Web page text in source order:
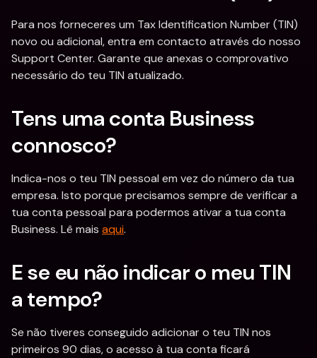
Para nos forneceres um Tax Identification Number (TIN)
novo ou adicional, entra em contacto através do nosso
Support Center. Garante que anexas o comprovativo
necessário do teu TIN atualizado.
Tens uma conta Business
connosco?
Indica-nos o teu TIN pessoal em vez do número da tua
empresa. Isto porque precisamos sempre de verificar a
tua conta pessoal para podermos ativar a tua conta
Business. Lê mais aqui.
E se eu não indicar o meu TIN
a tempo?
Se não tiveres conseguido adicionar o teu TIN nos